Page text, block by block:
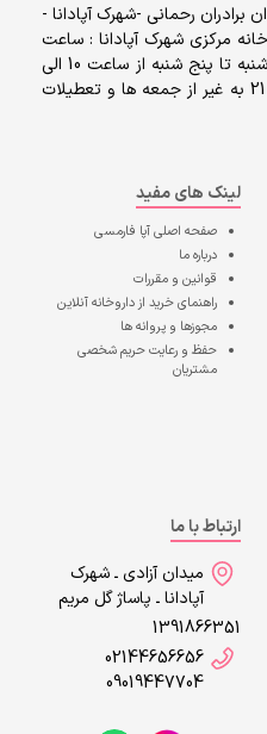
برادران رحمانی -شهرک آپادانا -
- پلاک 1/32 - داروخانه مرکزی شهرک آپادانا : ساعت
کاری داروخانه پشتیبانی سایت : شنبه تا پنج شنبه از ساعت 10 الی
20 . ساعت کاری داروخانه : 9الی 21 به غیر از جمعه ها و تعطیلات
لینک های مفید
صفحه اصلیآپا فارمسی
درباره ما
قوانین و مقررات
راهنمای خرید از داروخانه آنلاین
مجوزها و پروانه ها
حفظ و رعایت حریم شخصی
مشتریان
ارتباط با ما
میدان آزادی ـ شهرک
آپادانا ـ پاساژ گل مریم
1391866351
02144656656
09019447704